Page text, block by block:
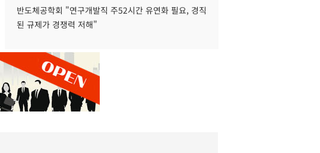
반도체공학회 "연구개발직 주52시간 유연화 필요, 경직
된 규제가 경쟁력 저해"